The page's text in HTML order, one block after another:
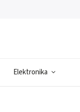
Elektronika